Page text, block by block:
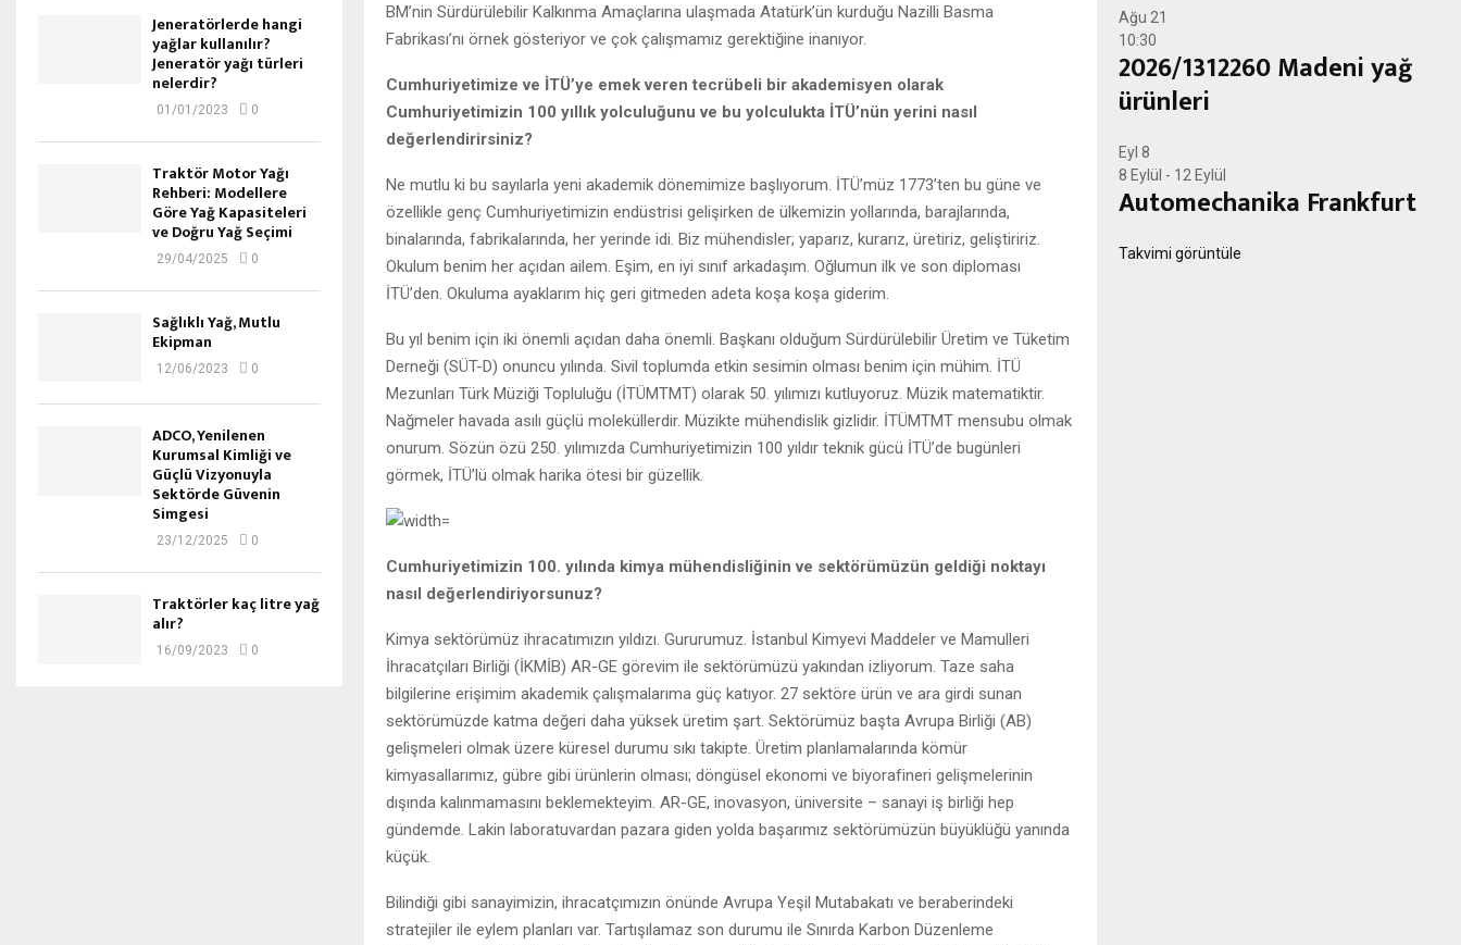
BM’nin Sürdürülebilir Kalkınma Amaçlarına ulaşmada Atatürk’ün kurduğu Nazilli Basma
Fabrikası’nı örnek gösteriyor ve çok çalışmamız gerektiğine inanıyor.
Cumhuriyetimize ve İTÜ’ye emek veren tecrübeli bir akademisyen olarak
Cumhuriyetimizin 100 yıllık yolculuğunu ve bu yolculukta İTÜ’nün yerini nasıl
değerlendirirsiniz?
Ne mutlu ki bu sayılarla yeni akademik dönemimize başlıyorum. İTÜ’müz 1773’ten bu güne ve
özellikle genç Cumhuriyetimizin endüstrisi gelişirken de ülkemizin yollarında, barajlarında,
binalarında, fabrikalarında, her yerinde idi. Biz mühendisler; yaparız, kurarız, üretiriz, geliştiririz.
Okulum benim her açıdan ailem. Eşim, en iyi sınıf arkadaşım. Oğlumun ilk ve son diploması
İTÜ’den. Okuluma ayaklarım hiç geri gitmeden adeta koşa koşa giderim.
Bu yıl benim için iki önemli açıdan daha önemli. Başkanı olduğum Sürdürülebilir Üretim ve Tüketim
Derneği (SÜT-D) onuncu yılında. Sivil toplumda etkin sesimin olması benim için mühim. İTÜ
Mezunları Türk Müziği Topluluğu (İTÜMTMT) olarak 50. yılımızı kutluyoruz. Müzik matematiktir.
Nağmeler havada asılı güçlü moleküllerdir. Müzikte mühendislik gizlidir. İTÜMTMT mensubu olmak
onurum. Sözün özü 250. yılımızda Cumhuriyetimizin 100 yıldır teknik gücü İTÜ’de bugünleri
görmek, İTÜ’lü olmak harika ötesi bir güzellik.
Cumhuriyetimizin 100. yılında kimya mühendisliğinin ve sektörümüzün geldiği noktayı
nasıl değerlendiriyorsunuz?
Kimya sektörümüz ihracatımızın yıldızı. Gururumuz. İstanbul Kimyevi Maddeler ve Mamulleri
İhracatçıları Birliği (İKMİB) AR-GE görevim ile sektörümüzü yakından izliyorum. Taze saha
bilgilerine erişimim akademik çalışmalarıma güç katıyor. 27 sektöre ürün ve ara girdi sunan
sektörümüzde katma değeri daha yüksek üretim şart. Sektörümüz başta Avrupa Birliği (AB)
gelişmeleri olmak üzere küresel durumu sıkı takipte. Üretim planlamalarında kömür
kimyasallarımız, gübre gibi ürünlerin olması; döngüsel ekonomi ve biyorafineri gelişmelerinin
dışında kalınmamasını beklemekteyim. AR-GE, inovasyon, üniversite – sanayi iş birliği hep
gündemde. Lakin laboratuvardan pazara giden yolda başarımız sektörümüzün büyüklüğü yanında
küçük.
Bilindiği gibi sanayimizin, ihracatçımızın önünde Avrupa Yeşil Mutabakatı ve beraberindeki
stratejiler ile eylem planları var. Tartışılamaz son durumu ile Sınırda Karbon Düzenleme
Jeneratörlerde hangi
yağlar kullanılır?
Jeneratör yağı türleri
nelerdir?
01/01/2023 0
Traktör Motor Yağı
Rehberi: Modellere
Göre Yağ Kapasiteleri
ve Doğru Yağ Seçimi
29/04/2025 0
Sağlıklı Yağ, Mutlu
Ekipman
12/06/2023 0
ADCO, Yenilenen
Kurumsal Kimliği ve
Güçlü Vizyonuyla
Sektörde Güvenin
Simgesi
23/12/2025 0
Traktörler kaç litre yağ
alır?
16/09/2023 0
Ağu 21
10:30
2026/1312260 Madeni yağ
ürünleri
Eyl 8
8 Eylül - 12 Eylül
Automechanika Frankfurt
Takvimi görüntüle